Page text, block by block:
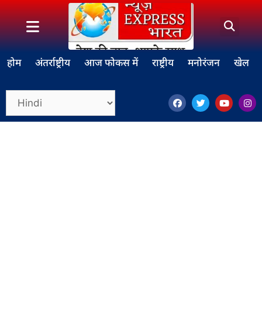
होम अंतर्राष्ट्रीय आज फोकस में राष्ट्रीय मनोरंजन खेल